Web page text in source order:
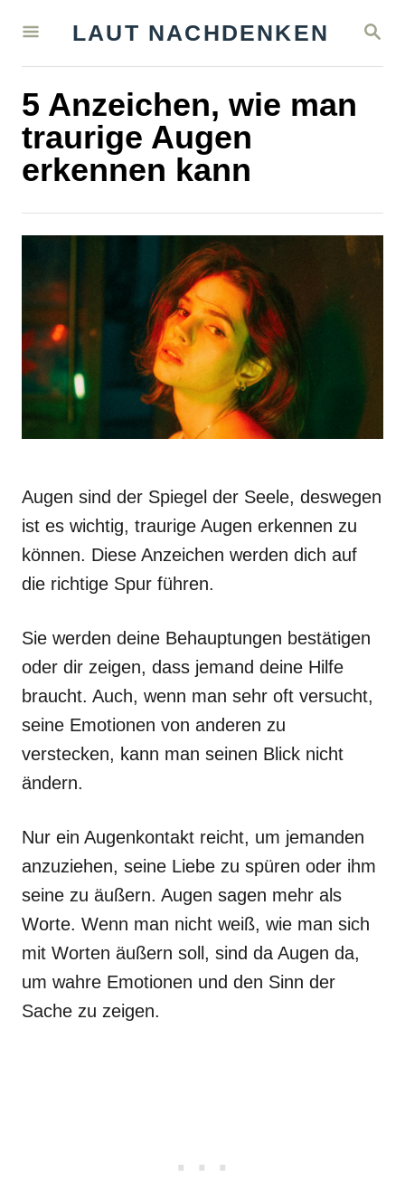
S
A
LAUT NACHDENKEN
5 Anzeichen, wie man
traurige Augen
erkennen kann
Augen sind der Spiegel der Seele, deswegen
ist es wichtig, traurige Augen erkennen zu
können. Diese Anzeichen werden dich auf
die richtige Spur führen.
Sie werden deine Behauptungen bestätigen
oder dir zeigen, dass jemand deine Hilfe
braucht. Auch, wenn man sehr oft versucht,
seine Emotionen von anderen zu
verstecken, kann man seinen Blick nicht
ändern.
Nur ein Augenkontakt reicht, um jemanden
anzuziehen, seine Liebe zu spüren oder ihm
seine zu äußern. Augen sagen mehr als
Worte. Wenn man nicht weiß, wie man sich
mit Worten äußern soll, sind da Augen da,
um wahre Emotionen und den Sinn der
Sache zu zeigen.